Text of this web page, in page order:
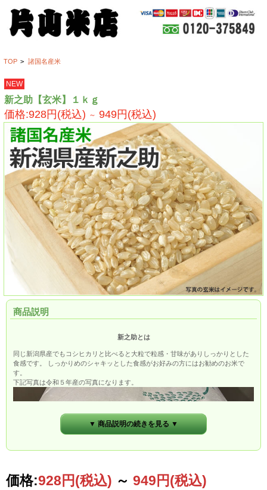
TOP > 諸国名産米
NEW
新之助【玄米】１ｋｇ
価格:928円(税込) ～ 949円(税込)
商品説明
新之助とは
同じ新潟県産でもコシヒカリと比べると大粒で粒感・甘味がありしっかりとした
食感です。 しっかりめのシャキッとした食感がお好みの方にはお勧めのお米で
す。
下記写真は令和５年産の写真になります。
▼ 商品説明の続きを見る ▼
価格:928円(税込) ～ 949円(税込)